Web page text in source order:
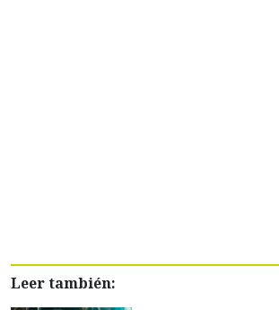
Leer también: